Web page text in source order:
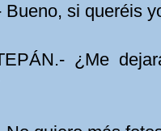
Bueno, si queréis
¿Me